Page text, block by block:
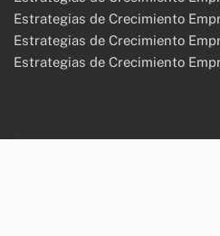
Estrategias de Crecimiento
Estrategias de Crecimiento
Estrategias de Crecimiento